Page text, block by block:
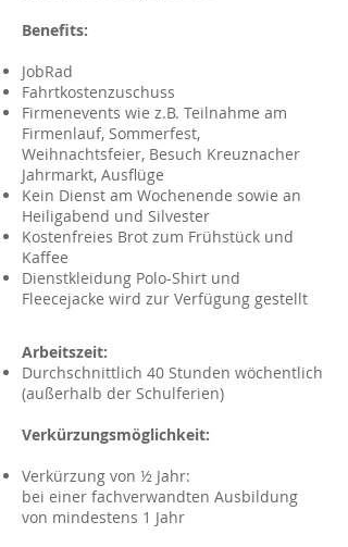
Benefits:
JobRad
Fahrtkostenzuschuss
Firmenevents wie z.B. Teilnahme am
Firmenlauf, Sommerfest,
Weihnachtsfeier, Besuch Kreuznacher
Jahrmarkt, Ausflüge
Kein Dienst am Wochenende sowie an
Heiligabend und Silvester
Kostenfreies Brot zum Frühstück und
Kaffee
Dienstkleidung Polo-Shirt und
Fleecejacke wird zur Verfügung gestellt
Arbeitszeit:
Durchschnittlich 40 Stunden wöchentlich
(außerhalb der Schulferien)
Verkürzungsmöglichkeit:
Verkürzung von ½ Jahr:
bei einer fachverwandten Ausbildung
von mindestens 1 Jahr